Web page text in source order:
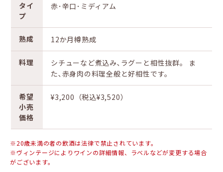
タイ
プ
赤･辛口･ミディアム
熟成 12か月樽熟成
料理
シチューなど煮込み､ラグーと相性抜群。 ま
た､赤身肉の料理全般と好相性です。
希望
小売
価格
¥3,200（税込¥3,520）
※20歳未満の者の飲酒は法律で禁止されています。
※ヴィンテージによりワインの詳細情報、ラベルなどが変更する場合
がございます。